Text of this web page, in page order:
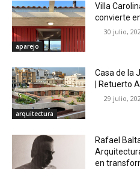
aparejo
Villa
convierte
30 julio,
arquitectura
Casa de la
| Retuerto
29 julio,
Rafael
en